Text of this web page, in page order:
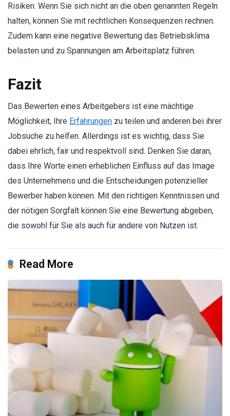
Risiken. Wenn Sie sich nicht an die oben genannten Regeln
halten, können Sie mit rechtlichen Konsequenzen rechnen.
Zudem kann eine negative Bewertung das Betriebsklima
belasten und zu Spannungen am Arbeitsplatz führen.
Fazit
Das Bewerten eines Arbeitgebers ist eine mächtige
Möglichkeit, Ihre Erfahrungen zu teilen und anderen bei ihrer
Jobsuche zu helfen. Allerdings ist es wichtig, dass Sie
dabei ehrlich, fair und respektvoll sind. Denken Sie daran,
dass Ihre Worte einen erheblichen Einfluss auf das Image
des Unternehmens und die Entscheidungen potenzieller
Bewerber haben können. Mit den richtigen Kenntnissen und
der nötigen Sorgfalt können Sie eine Bewertung abgeben,
die sowohl für Sie als auch für andere von Nutzen ist.
Read More